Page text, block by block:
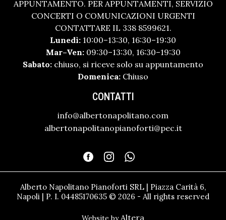
APPUNTAMENTO. PER APPUNTAMENTI, SERVIZIO
CONCERTI O COMUNICAZIONI URGENTI
CONTATTARE IL 338 8599621.
Lunedì: 10:00–13:30, 16:30–19:30
Mar–Ven:09:30–13:30, 16:30–19:30
Sabato: chiuso, si riceve solo su appuntamento
Domenica: Chiuso
CONTATTI
info@albertonapolitano.com
albertonapolitanopianoforti@pec.it
Alberto Napolitano Pianoforti SRL | Piazza Carità 6,
Napoli | P. I. 04485170635 © 2026 - All rights reserved
Altera